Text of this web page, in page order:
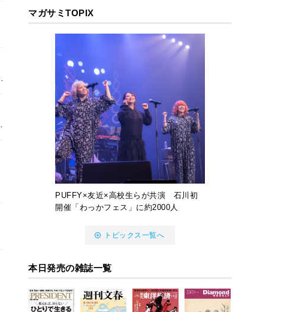
マガサミTOPIX
PUFFY×友近×高校生らが共演 石川初
開催「わっかフェス」に約2000人
トピックス一覧へ
本日発売の雑誌一覧